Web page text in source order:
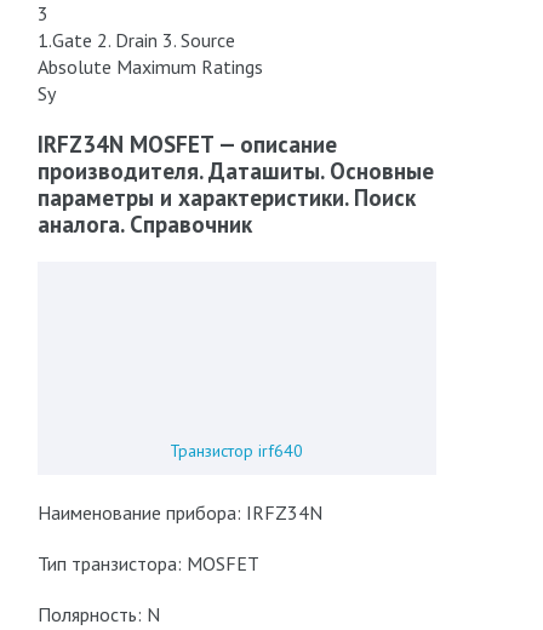
3
1.Gate 2. Drain 3. Source
Absolute Maximum Ratings
Sy
IRFZ34N MOSFET — описание
производителя. Даташиты. Основные
параметры и характеристики. Поиск
аналога. Справочник
Транзистор irf640
Наименование прибора: IRFZ34N
Тип транзистора: MOSFET
Полярность: N